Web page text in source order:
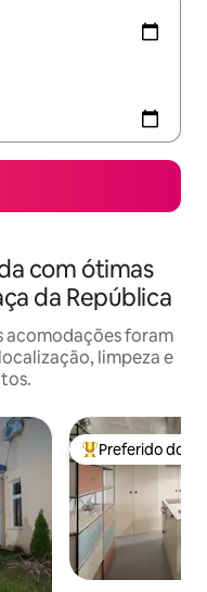
com ótimas
da República
acomodações foram
limpeza e
Entre os
Preferido dos